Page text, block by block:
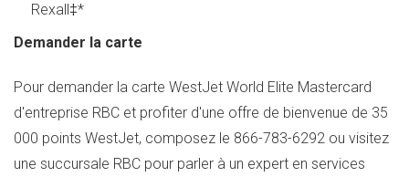
Rexall‡*
Demander la carte
Pour demander la carte WestJet World Elite Mastercard
d'entreprise RBC et profiter d'une offre de bienvenue de 35
000 points WestJet, composez le 866-783-6292 ou visitez
une succursale RBC pour parler à un expert en services